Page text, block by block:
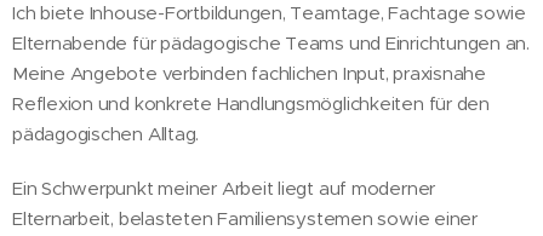
Ich biete Inhouse-Fortbildungen, Teamtage, Fachtage sowie
Elternabende für pädagogische Teams und Einrichtungen an.
Meine Angebote verbinden fachlichen Input, praxisnahe
Reflexion und konkrete Handlungsmöglichkeiten für den
pädagogischen Alltag.
Ein Schwerpunkt meiner Arbeit liegt auf moderner
Elternarbeit, belasteten Familiensystemen sowie einer